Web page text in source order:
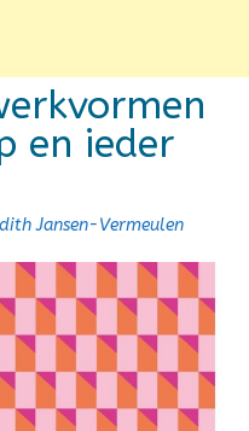
en ieder
Jansen-Vermeulen